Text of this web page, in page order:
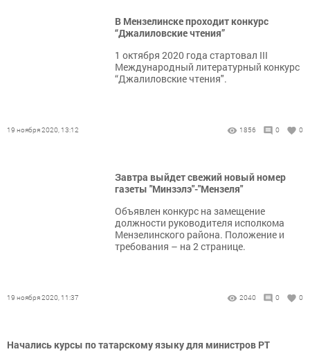
В Мензелинске проходит конкурс
“Джалиловские чтения”
1 октября 2020 года стартовал III
Международный литературный конкурс
“Джалиловские чтения".
19 ноября 2020, 13:12 1856 0 0
Завтра выйдет свежий новый номер
газеты "Минзэлэ"-"Мензеля"
Объявлен конкурс на замещение
должности руководителя исполкома
Мензелинского района. Положение и
требования – на 2 странице.
19 ноября 2020, 11:37 2040 0 0
Начались курсы по татарскому языку для министров РТ